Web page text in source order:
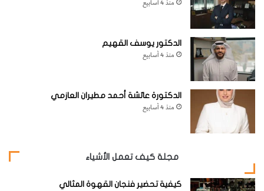
منذ 4 أسابيع
الدكتور يوسف القهيم
منذ 4 أسابيع
الدكتورة عائشة أحمد مطيران العازمي
منذ 4 أسابيع
مجلة كيف تعمل الأشياء
كيفية تحضير فنجان القهوة المثالي